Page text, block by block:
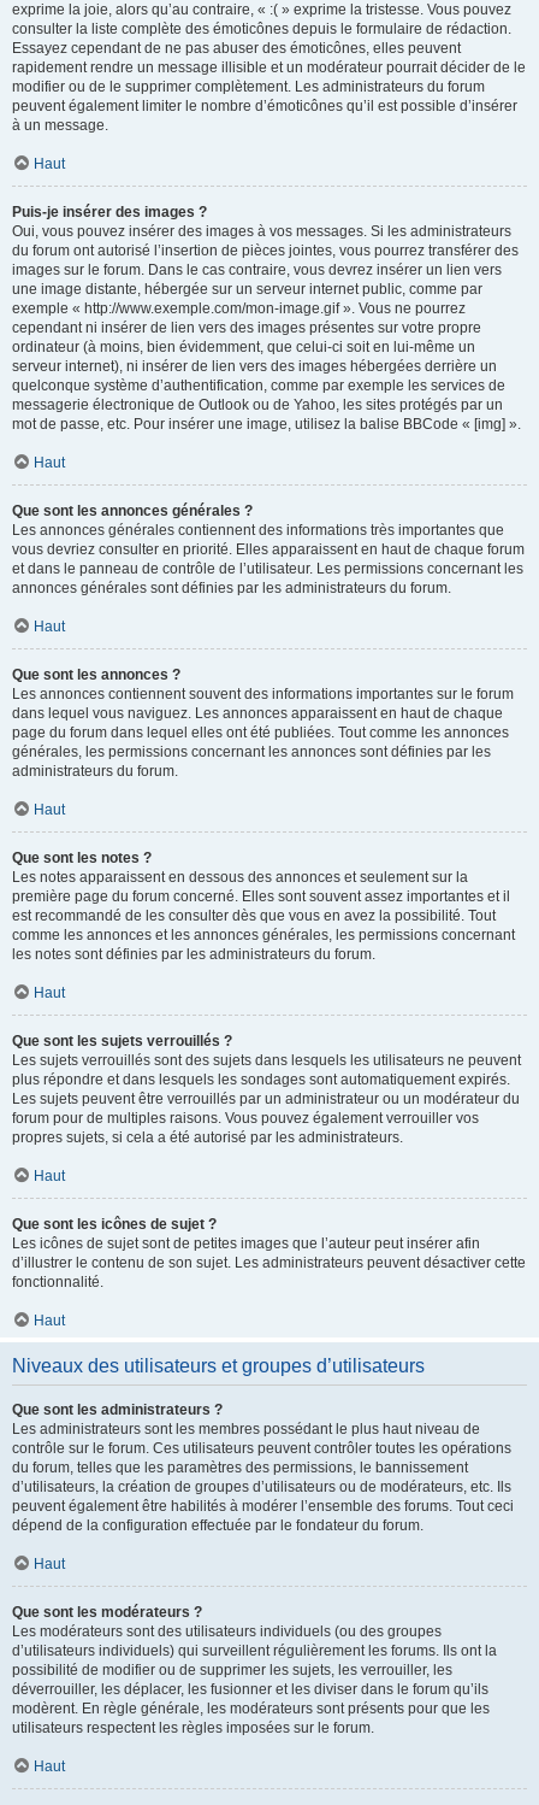
exprime la joie, alors qu’au contraire, « :( » exprime la tristesse. Vous pouvez
consulter la liste complète des émoticônes depuis le formulaire de rédaction.
Essayez cependant de ne pas abuser des émoticônes, elles peuvent
rapidement rendre un message illisible et un modérateur pourrait décider de le
modifier ou de le supprimer complètement. Les administrateurs du forum
peuvent également limiter le nombre d’émoticônes qu’il est possible d’insérer
à un message.
Haut
Puis-je insérer des images ?
Oui, vous pouvez insérer des images à vos messages. Si les administrateurs
du forum ont autorisé l’insertion de pièces jointes, vous pourrez transférer des
images sur le forum. Dans le cas contraire, vous devrez insérer un lien vers
une image distante, hébergée sur un serveur internet public, comme par
exemple « http://www.exemple.com/mon-image.gif ». Vous ne pourrez
cependant ni insérer de lien vers des images présentes sur votre propre
ordinateur (à moins, bien évidemment, que celui-ci soit en lui-même un
serveur internet), ni insérer de lien vers des images hébergées derrière un
quelconque système d’authentification, comme par exemple les services de
messagerie électronique de Outlook ou de Yahoo, les sites protégés par un
mot de passe, etc. Pour insérer une image, utilisez la balise BBCode « [img] ».
Haut
Que sont les annonces générales ?
Les annonces générales contiennent des informations très importantes que
vous devriez consulter en priorité. Elles apparaissent en haut de chaque forum
et dans le panneau de contrôle de l’utilisateur. Les permissions concernant les
annonces générales sont définies par les administrateurs du forum.
Haut
Que sont les annonces ?
Les annonces contiennent souvent des informations importantes sur le forum
dans lequel vous naviguez. Les annonces apparaissent en haut de chaque
page du forum dans lequel elles ont été publiées. Tout comme les annonces
générales, les permissions concernant les annonces sont définies par les
administrateurs du forum.
Haut
Que sont les notes ?
Les notes apparaissent en dessous des annonces et seulement sur la
première page du forum concerné. Elles sont souvent assez importantes et il
est recommandé de les consulter dès que vous en avez la possibilité. Tout
comme les annonces et les annonces générales, les permissions concernant
les notes sont définies par les administrateurs du forum.
Haut
Que sont les sujets verrouillés ?
Les sujets verrouillés sont des sujets dans lesquels les utilisateurs ne peuvent
plus répondre et dans lesquels les sondages sont automatiquement expirés.
Les sujets peuvent être verrouillés par un administrateur ou un modérateur du
forum pour de multiples raisons. Vous pouvez également verrouiller vos
propres sujets, si cela a été autorisé par les administrateurs.
Haut
Que sont les icônes de sujet ?
Les icônes de sujet sont de petites images que l’auteur peut insérer afin
d’illustrer le contenu de son sujet. Les administrateurs peuvent désactiver cette
fonctionnalité.
Haut
Niveaux des utilisateurs et groupes d’utilisateurs
Que sont les administrateurs ?
Les administrateurs sont les membres possédant le plus haut niveau de
contrôle sur le forum. Ces utilisateurs peuvent contrôler toutes les opérations
du forum, telles que les paramètres des permissions, le bannissement
d’utilisateurs, la création de groupes d’utilisateurs ou de modérateurs, etc. Ils
peuvent également être habilités à modérer l’ensemble des forums. Tout ceci
dépend de la configuration effectuée par le fondateur du forum.
Haut
Que sont les modérateurs ?
Les modérateurs sont des utilisateurs individuels (ou des groupes
d’utilisateurs individuels) qui surveillent régulièrement les forums. Ils ont la
possibilité de modifier ou de supprimer les sujets, les verrouiller, les
déverrouiller, les déplacer, les fusionner et les diviser dans le forum qu’ils
modèrent. En règle générale, les modérateurs sont présents pour que les
utilisateurs respectent les règles imposées sur le forum.
Haut